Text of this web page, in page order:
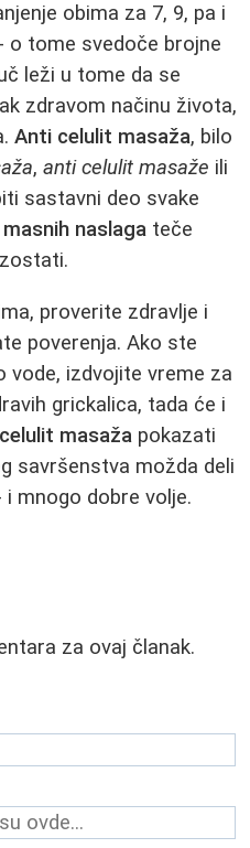
obima za 7, 9, pa i
o tome svedoče brojne
leži u tome da se
zdravom načinu života,
Anti celulit masaža, bilo
, anti celulit masaže ili
sastavni deo svake
naslaga teče
proverite zdravlje i
poverenja. Ako ste
vode, izdvojite vreme za
grickalica, tada će i
masaža pokazati
savršenstva možda deli
mnogo dobre volje.
za ovaj članak.